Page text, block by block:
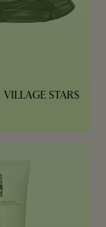
VILLAGE STARS